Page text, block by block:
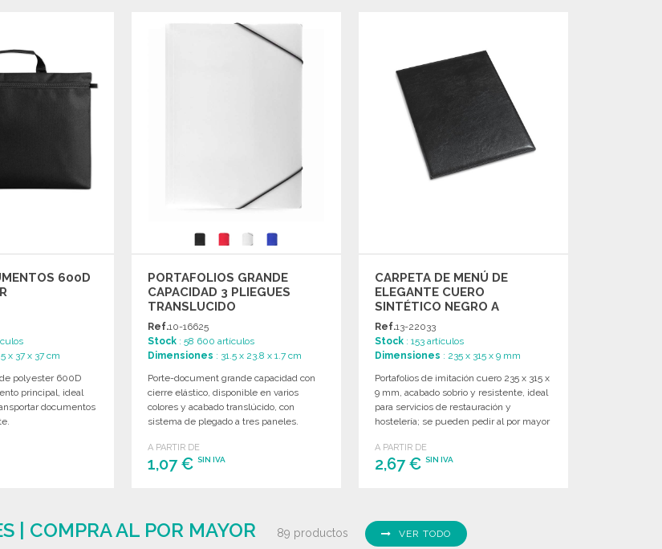
600D
x 37 x 37 cm
polyester 600D
principal, ideal
documentos
presupuesto
PORTAFOLIOS GRANDE
CAPACIDAD 3 PLIEGUES
TRANSLUCIDO
Ref.10-16625
Stock : 58 600 artículos
Dimensiones : 31.5 x 23.8 x 1.7 cm
Porte-document grande capacidad con
cierre elástico, disponible en varios
colores y acabado translúcido, con
sistema de plegado a tres paneles.
A PARTIR DE
1,07 €SIN IVA
Solicitar un presupuesto
CARPETA DE MENÚ DE
ELEGANTE CUERO
SINTÉTICO NEGRO A
PRECIOS DE MAYORISTA
Ref.13-22033
Stock : 153 artículos
Dimensiones : 235 x 315 x 9 mm
Portafolios de imitación cuero 235 x 315 x
9 mm, acabado sobrio y resistente, ideal
para servicios de restauración y
hostelería; se pueden pedir al por mayor
A PARTIR DE
2,67 €SIN IVA
Solicitar un presupuesto
| COMPRA AL POR MAYOR 89 productos VER TODO